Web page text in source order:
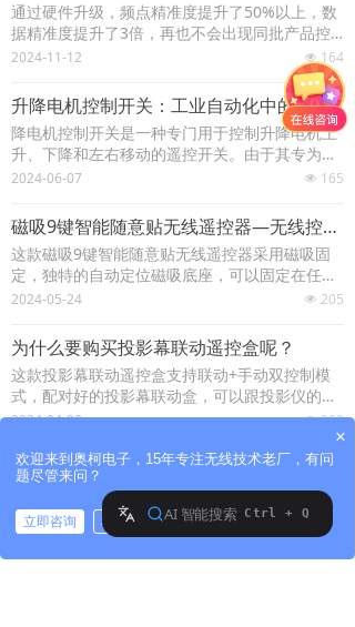
通过硬件升级，频点精准度提升了50%以上，数
据精准度提升了3倍，再也不会出现同批产品控
制距离有远有近了； 操作稳定性更好，使用距
넶 164
2024-11-12
升降电机控制开关：工业自动化中的关键枢纽
降电机控制开关是一种专门用于控制升降电机上
升、下降和左右移动的遥控开关。由于其专为各
种工业设备控制而设计，因此广泛应用于行车、
机、照明设备的无线控制。
넶 165
2024-06-07
磁吸9键智能随意贴无线遥控器—无线控制的新纪元
这款磁吸9键智能随意贴无线遥控器采用磁吸固
定，独特的自动定位磁吸底座，可以固定在任何
方便的位置，还可以当做墙面固定开关使用，也
넶 205
2024-05-24
为什么要购买投影幕联动遥控盒呢？
这款投影幕联动遥控盒支持联动+手动双控制模
式，配对好的投影幕联动盒，可以跟投影仪的开
关联动工作。一键联动，开启投影仪，投影幕联
动展开，关闭投影仪，投影幕联动收起。也可以
直接按遥控盒的按键进行手动控制，解决了用户
需要两个遥控器分别控制幕布和投影机的开关问
题，减少遥控器的使用，再也不用担心找不到遥
控器了。
넶 202
2024-04-02
上一页
×
欢迎来到奥柯电子，15年专注无线技术老厂，有问
题尽管来问？
立即咨询
稍后再说
拨打电话